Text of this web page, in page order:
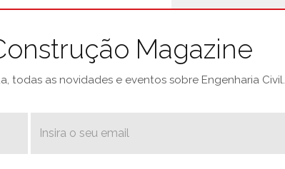
Magazine
todas as novidades e eventos sobre Engenharia Civil.